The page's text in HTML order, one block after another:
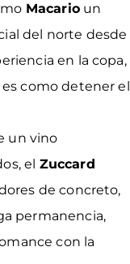
Macarioun
del norte desde
en la copa,
es como detener el
un vino
el Zuccard
de concreto,
permanencia,
con la